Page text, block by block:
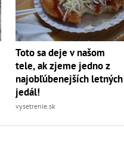
Toto sa deje v našom
tele, ak zjeme jedno z
najobľúbenejších letných
jedál!
vysetrenie.sk